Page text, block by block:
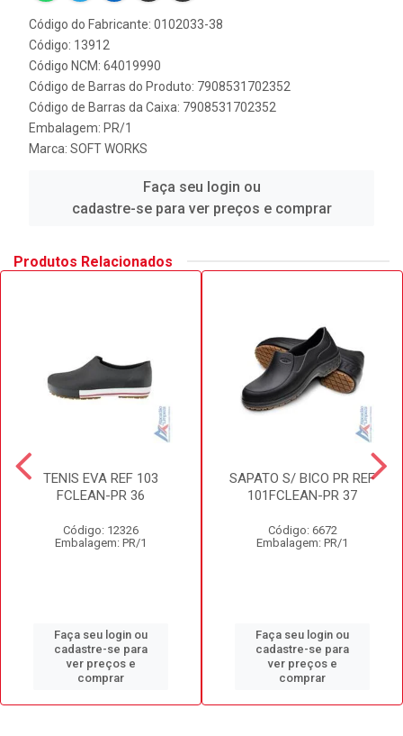
Código do Fabricante: 0102033-38
Código: 13912
Código NCM: 64019990
Código de Barras do Produto: 7908531702352
Código de Barras da Caixa: 7908531702352
Embalagem: PR/1
Marca: SOFT WORKS
Faça seu login ou
cadastre-se para ver preços e comprar
Produtos Relacionados
TENIS EVA REF 103
FCLEAN-PR 36
Código: 12326
Embalagem: PR/1
Faça seu login ou
cadastre-se para
ver preços e
comprar
SAPATO S/ BICO PR REF
101FCLEAN-PR 37
Código: 6672
Embalagem: PR/1
Faça seu login ou
cadastre-se para
ver preços e
comprar